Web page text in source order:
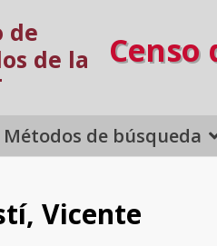
Censo
Métodos de búsqueda
Vicente